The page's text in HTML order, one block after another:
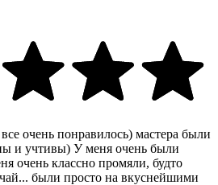
очень понравилось) мастера были
и учтивы) У меня очень были
очень классно промяли, будто
были просто на вкуснейшими